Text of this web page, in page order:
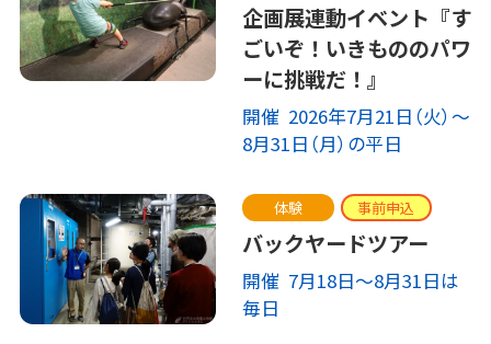
企画展連動イベント『す
ごいぞ！いきもののパワ
ーに挑戦だ！』
開催 2026年7月21日（火）～
8月31日（月）の平日
体験 事前申込
バックヤードツアー
開催 7月18日～8月31日は
毎日